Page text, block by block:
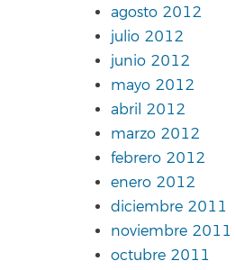
agosto 2012
julio 2012
junio 2012
mayo 2012
abril 2012
marzo 2012
febrero 2012
enero 2012
diciembre 2011
noviembre 2011
octubre 2011